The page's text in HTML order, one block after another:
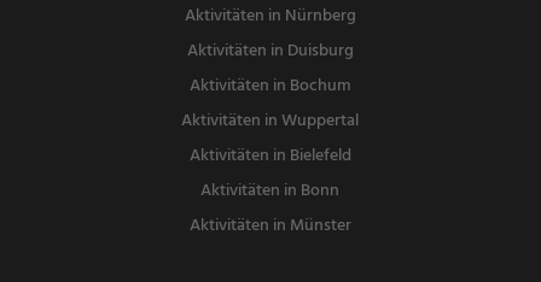
Aktivitäten in Nürnberg
Aktivitäten in Duisburg
Aktivitäten in Bochum
Aktivitäten in Wuppertal
Aktivitäten in Bielefeld
Aktivitäten in Bonn
Aktivitäten in Münster